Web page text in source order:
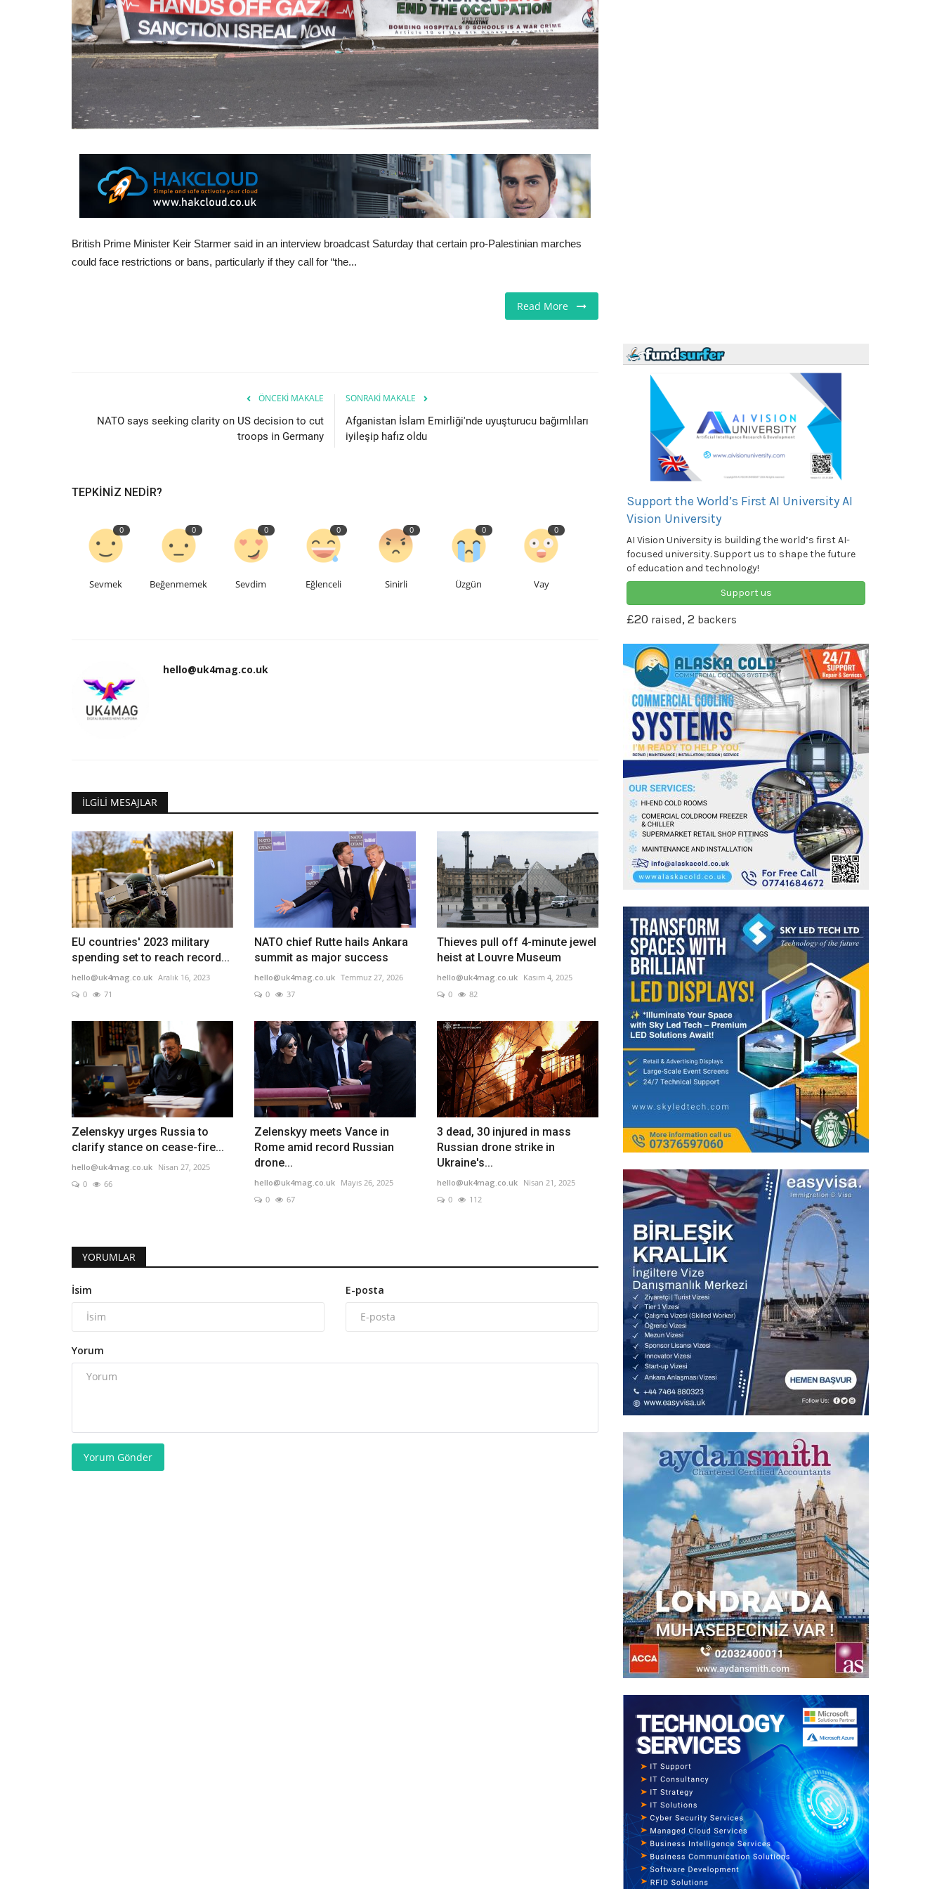
British Prime Minister Keir Starmer said in an interview broadcast Saturday that certain pro-Palestinian marches
could face restrictions or bans, particularly if they call for “the...
Read More
ÖNCEKI MAKALE
NATO says seeking clarity on US decision to cut
troops in Germany
SONRAKI MAKALE
Afganistan İslam Emirliği'nde uyuşturucu bağımlıları
iyileşip hafız oldu
TEPKINIZ NEDIR?
0
Sevmek
0
Beğenmemek
0
Sevdim
0
Eğlenceli
0
Sinirli
0
Üzgün
0
Vay
hello@uk4mag.co.uk
İLGILI MESAJLAR
EU countries' 2023 military
spending set to reach record...
hello@uk4mag.co.uk Aralık 16, 2023
0
71
NATO chief Rutte hails Ankara
summit as major success
hello@uk4mag.co.uk Temmuz 27, 2026
0
37
Thieves pull off 4-minute jewel
heist at Louvre Museum
hello@uk4mag.co.uk
Kasım 4, 2025
0
82
Zelenskyy urges Russia to
clarify stance on cease-fire...
hello@uk4mag.co.uk Nisan 27, 2025
0
66
Zelenskyy meets Vance in
Rome amid record Russian
drone...
hello@uk4mag.co.uk
Mayıs 26, 2025
0
67
3 dead, 30 injured in mass
Russian drone strike in
Ukraine's...
hello@uk4mag.co.uk
Nisan 21, 2025
0
112
YORUMLAR
İsim E-posta
Yorum
Yorum Gönder